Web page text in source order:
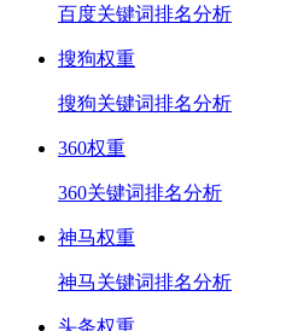
百度关键词排名分析
搜狗权重
搜狗关键词排名分析
360权重
360关键词排名分析
神马权重
神马关键词排名分析
头条权重